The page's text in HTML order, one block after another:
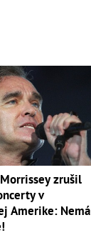
zrušil
v
Amerike: Nemá